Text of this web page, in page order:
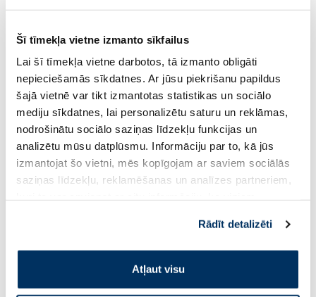
Šī tīmekļa vietne izmanto sīkfailus
Lai šī tīmekļa vietne darbotos, tā izmanto obligāti
nepieciešamās sīkdatnes. Ar jūsu piekrišanu papildus
šajā vietnē var tikt izmantotas statistikas un sociālo
mediju sīkdatnes, lai personalizētu saturu un reklāmas,
nodrošinātu sociālo saziņas līdzekļu funkcijas un
analizētu mūsu datplūsmu. Informāciju par to, kā jūs
izmantojat šo vietni, mēs kopīgojam ar saviem sociālās
saziņas līdzekļu, reklamēšanas un analīzes partneriem,
pakalpojumus. Ja piekrītat šo papildu sīkdatņu
izmantošanai, lūdzu, atzīmējiet savu izvēli:
Rādīt detalizēti
Atļaut visu
Sports pudele, 1 gab.
5.99 €
Pirkt
14.90 €
Page 1 of 10
Saules aizsardzībai vasarā ☀️